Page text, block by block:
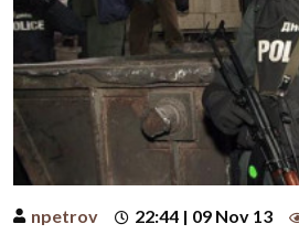
npetrov 22:44 | 09 Nov 13